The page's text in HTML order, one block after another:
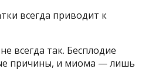
всегда приводит к
всегда так. Бесплодие
причины, и миома — лишь